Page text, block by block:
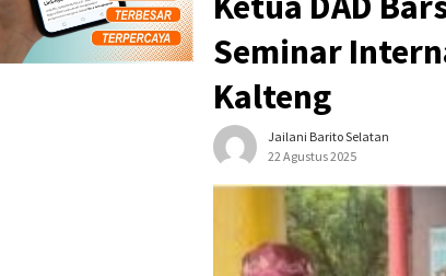
Seminar
Kalteng
Jailani Barito Selatan
22 Agustus 2025